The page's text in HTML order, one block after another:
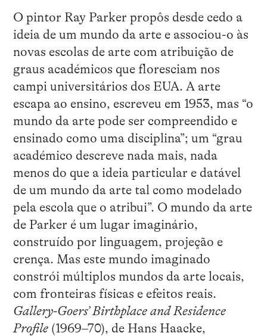
O pintor Ray Parker propôs desde cedo a
ideia de um mundo da arte e associou-o às
novas escolas de arte com atribuição de
graus académicos que floresciam nos
campi universitários dos EUA. A arte
escapa ao ensino, escreveu em 1953, mas “o
mundo da arte pode ser compreendido e
ensinado como uma disciplina”; um “grau
académico descreve nada mais, nada
menos do que a ideia particular e datável
de um mundo da arte tal como modelado
pela escola que o atribui”. O mundo da arte
de Parker é um lugar imaginário,
construído por linguagem, projeção e
crença. Mas este mundo imaginado
constrói múltiplos mundos da arte locais,
com fronteiras físicas e efeitos reais.
Gallery-Goers’ Birthplace and Residence
Profile(1969–70), de Hans Haacke,